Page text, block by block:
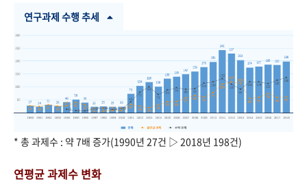
연구과제 수행 추세
* 총 과제수 : 약 7배 증가(1990년 27건 ▷ 2018년 198건)
연평균 과제수 변화